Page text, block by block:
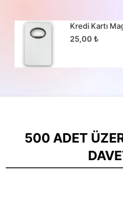
Kredi Kartı
25,00₺
500 ADET